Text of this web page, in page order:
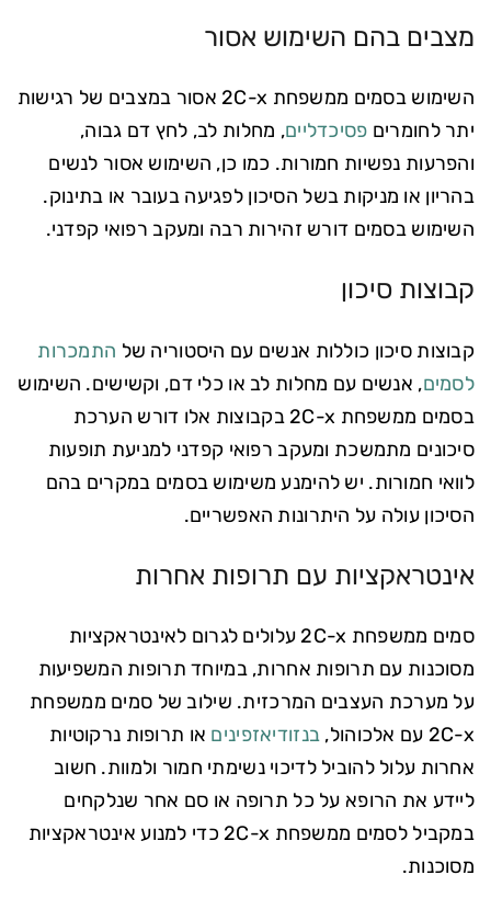
מצבים בהם השימוש אסור
השימוש בסמים ממשפחת 2C-x אסור במצבים של רגישות
יתר לחומרים פסיכדליים, מחלות לב, לחץ דם גבוה,
והפרעות נפשיות חמורות. כמו כן, השימוש אסור לנשים
בהריון או מניקות בשל הסיכון לפגיעה בעובר או בתינוק.
השימוש בסמים דורש זהירות רבה ומעקב רפואי קפדני.
קבוצות סיכון
קבוצות סיכון כוללות אנשים עם היסטוריה של התמכרות
לסמים, אנשים עם מחלות לב או כלי דם, וקשישים. השימוש
בסמים ממשפחת 2C-x בקבוצות אלו דורש הערכת
סיכונים מתמשכת ומעקב רפואי קפדני למניעת תופעות
לוואי חמורות. יש להימנע משימוש בסמים במקרים בהם
הסיכון עולה על היתרונות האפשריים.
אינטראקציות עם תרופות אחרות
סמים ממשפחת 2C-x עלולים לגרום לאינטראקציות
מסוכנות עם תרופות אחרות, במיוחד תרופות המשפיעות
על מערכת העצבים המרכזית. שילוב של סמים ממשפחת
2C-x עם אלכוהול,
בנזודיאזפינים או תרופות נרקוטיות
אחרות עלול להוביל לדיכוי נשימתי חמור ולמוות. חשוב
ליידע את הרופא על כל תרופה או סם אחר שנלקחים
במקביל לסמים ממשפחת 2C-x כדי למנוע אינטראקציות
מסוכנות.